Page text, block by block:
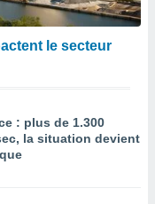
le secteur
: plus de 1.300
la situation devient